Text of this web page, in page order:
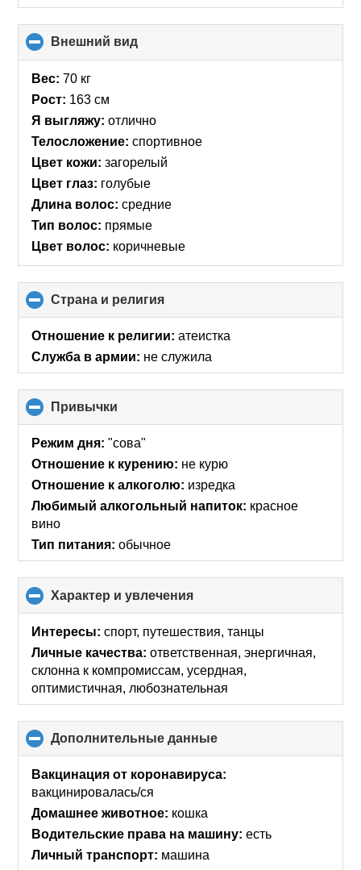
Внешний вид
to
Вес: 70 кг
Рост: 163 см
Я выгляжу: отлично
Телосложение: спортивное
Цвет кожи: загорелый
Цвет глаз: голубые
Длина волос: средние
Тип волос: прямые
Цвет волос: коричневые
Страна и религия
to
collapse
Отношение к религии: атеистка
Служба в армии: не служила
Привычки
to
collapse
Режим дня: "сова"
Отношение к курению: не курю
Отношение к алкоголю: изредка
Любимый алкогольный напиток: красное
вино
Тип питания: обычное
Характер и увлечения
to
collapse
Интересы: спорт, путешествия, танцы
Личные качества: ответственная, энергичная,
склонна к компромиссам, усердная,
оптимистичная, любознательная
Дополнительные данные
to
collapse
Вакцинация от коронавируса:
вакцинировалась/ся
Домашнее животное: кошка
Водительские права на машину: есть
Личный транспорт: машина